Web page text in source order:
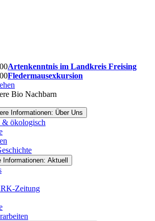
Artenkenntnis im Landkreis Freising
Fledermausexkursion
Informationen: Über Uns
& ökologisch
Informationen: Aktuell
Zeitung